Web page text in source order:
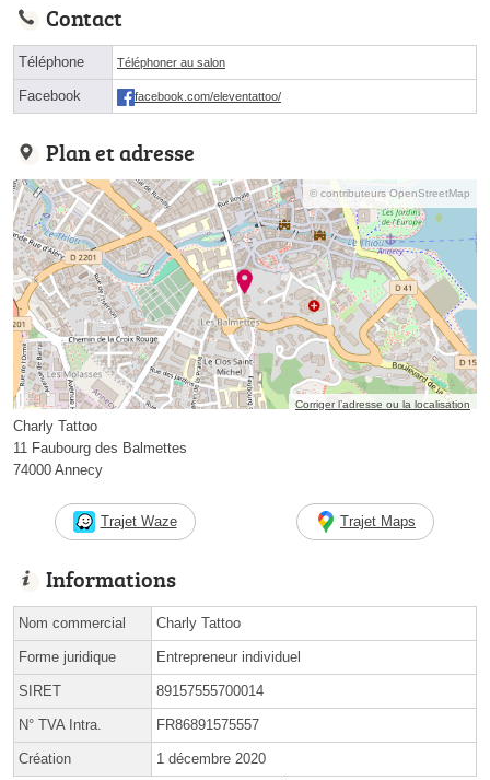
Contact
Téléphone Téléphoner au salon
Facebook facebook.com/eleventattoo/
Plan et adresse
© contributeurs OpenStreetMap
Corriger l’adresse ou la localisation
Charly Tattoo
11 Faubourg des Balmettes
74000 Annecy
Trajet Waze Trajet Maps
Informations
Nom commercial Charly Tattoo
Forme juridique Entrepreneur individuel
SIRET 89157555700014
N° TVA Intra. FR86891575557
Création 1 décembre 2020